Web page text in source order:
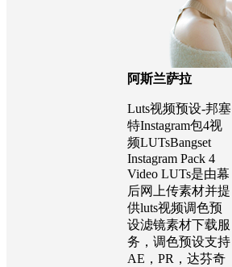
阿斯兰萨拉
Luts视频预设-邦塞
特Instagram包4视
频LUTsBangset
Instagram Pack 4
Video LUTs是由幕
后网上传素材并提
供luts视频调色预
设滤镜素材下载服
务，调色预设支持
AE，PR，达芬奇